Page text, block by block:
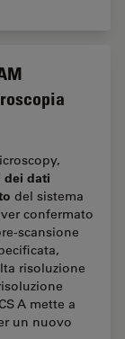
dei dati
del sistema
confermato
scansione
risoluzione
A mette a
un nuovo